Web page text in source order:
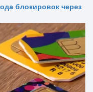
блокировок через